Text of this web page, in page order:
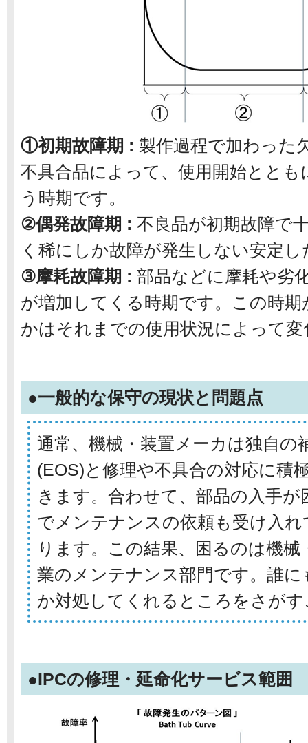
①初期故障期 : 製作過程で加わった
不具合品によって、使用開始とと
う時期です。
②偶発故障期 : 不良品が初期故障で
く稀にしか故障が発生しない安定
③摩耗故障期 : 部品などに摩耗や劣
が増加してくる時期です。この時
かはそれまでの使用状況によって
●一般的な保守の現状と問題点
通常、機械・装置メーカは独自の
(EOS)と修理や不具合の対応に積
きます。合わせて、部品の入手
でメンテナンスの依頼も受け入
ります。この結果、困るのは機
業のメンテナンス部門です。誰
か対処してくれるところをさが
●IPCの修理・延命化サービス範囲